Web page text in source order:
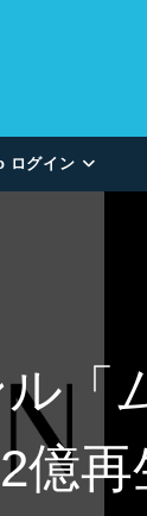
ログイン
「
億再